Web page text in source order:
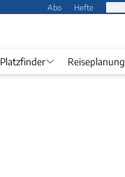
Abo Hefte
Platzfinder Reiseplanung